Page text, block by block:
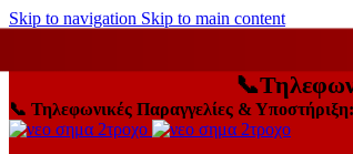
Skip to navigation Skip to main content
📞
📞 Τηλεφωνικές Παραγγελίες &